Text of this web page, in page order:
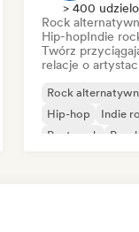
> 400
Rock
Hip-hopIndie
Twórz
relacje o
Rock
Hip-hop
Indie
Post-rock